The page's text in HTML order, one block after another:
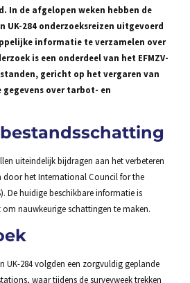
In de afgelopen weken hebben de
UK-284 onderzoeksreizen uitgevoerd
informatie te verzamelen over
is een onderdeel van het EFMZV-
gericht op het vergaren van
over tarbot- en
uiteindelijk bijdragen aan het verbeteren
door het International Council for the
De huidige beschikbare informatie is
om nauwkeurige schattingen te maken.
UK-284 volgden een zorgvuldig geplande
waar tijdens de surveyweek trekken